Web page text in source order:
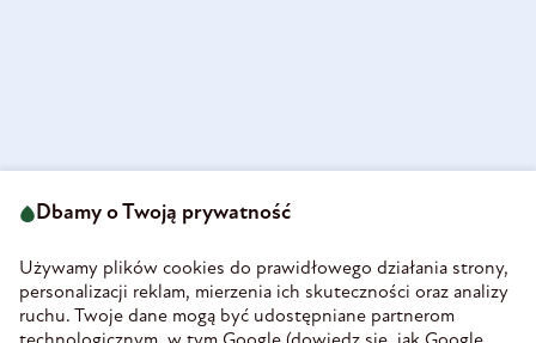
58-160 Świebodzice
REGON 890213034
INFORMACJE
Dbamy o Twoją prywatność
Używamy plików cookies do prawidłowego działania strony,
personalizacji reklam, mierzenia ich skuteczności oraz analizy
ruchu. Twoje dane mogą być udostępniane partnerom